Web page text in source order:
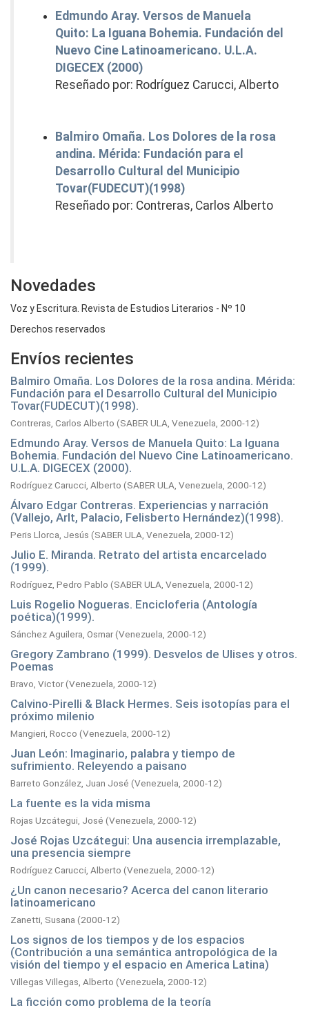
Edmundo Aray. Versos de Manuela
Quito: La Iguana Bohemia. Fundación del
Nuevo Cine Latinoamericano. U.L.A.
DIGECEX (2000)
Reseñado por: Rodríguez Carucci, Alberto
Balmiro Omaña. Los Dolores de la rosa
andina. Mérida: Fundación para el
Desarrollo Cultural del Municipio
Tovar(FUDECUT)(1998)
Reseñado por: Contreras, Carlos Alberto
Novedades
Voz y Escritura. Revista de Estudios Literarios - Nº 10
Derechos reservados
Envíos recientes
Balmiro Omaña. Los Dolores de la rosa andina. Mérida:
Fundación para el Desarrollo Cultural del Municipio
Tovar(FUDECUT)(1998).
Contreras, Carlos Alberto (SABER ULA, Venezuela, 2000-12)
Edmundo Aray. Versos de Manuela Quito: La Iguana
Bohemia. Fundación del Nuevo Cine Latinoamericano.
U.L.A. DIGECEX (2000).
Rodríguez Carucci, Alberto (SABER ULA, Venezuela, 2000-12)
Álvaro Edgar Contreras. Experiencias y narración
(Vallejo, Arlt, Palacio, Felisberto Hernández)(1998).
Peris Llorca, Jesús (SABER ULA, Venezuela, 2000-12)
Julio E. Miranda. Retrato del artista encarcelado
(1999).
Rodríguez, Pedro Pablo (SABER ULA, Venezuela, 2000-12)
Luis Rogelio Nogueras. Encicloferia (Antología
poética)(1999).
Sánchez Aguilera, Osmar(Venezuela, 2000-12)
Gregory Zambrano (1999). Desvelos de Ulises y otros.
Poemas
Bravo, Victor(Venezuela, 2000-12)
Calvino-Pirelli & Black Hermes. Seis isotopías para el
próximo milenio
Mangieri, Rocco (Venezuela, 2000-12)
Juan León: Imaginario, palabra y tiempo de
sufrimiento. Releyendo a paisano
Barreto González, Juan José (Venezuela, 2000-12)
La fuente es la vida misma
Rojas Uzcátegui, José (Venezuela, 2000-12)
José Rojas Uzcátegui: Una ausencia irremplazable,
una presencia siempre
Rodríguez Carucci, Alberto (Venezuela, 2000-12)
¿Un canon necesario? Acerca del canon literario
latinoamericano
Zanetti, Susana (2000-12)
Los signos de los tiempos y de los espacios
(Contribución a una semántica antropológica de la
visión del tiempo y el espacio en America Latina)
Villegas Villegas, Alberto (Venezuela, 2000-12)
La ficción como problema de la teoría